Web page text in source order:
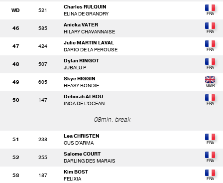
WD 521
Charles RULQUIN
ELINA DE GRANDRY
46 585
Anicka VATER
HILARY CHAVANNAISE
47 424
Julie MARTIN LAVAL
DARIO DE LA PEROUSE
48 507
Dylan RINGOT
JUBALU P
49 605
Skye HIGGIN
HEASY BONDIE
50 147
Deborah ALBOU
INOA DE L'OCEAN
08min. break
51 238
Lea CHRISTEN
GUS D'ARMA
52 255
Salome COURT
DARLING DES MARAIS
53 187
Kim BOST
FELIXIA